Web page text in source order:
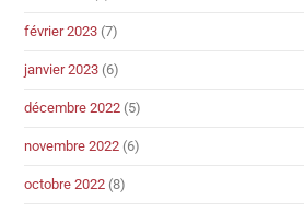
février 2023 (7)
janvier 2023 (6)
décembre 2022 (5)
novembre 2022 (6)
octobre 2022 (8)